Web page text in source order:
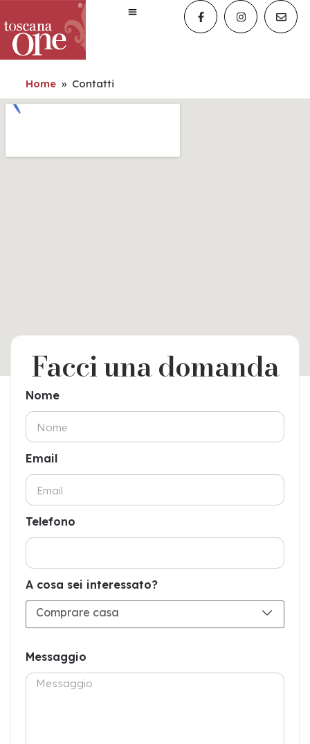
Home » Contatti
Facci una domanda
Nome
Email
Telefono
A cosa sei interessato?
Comprare casa
Messaggio